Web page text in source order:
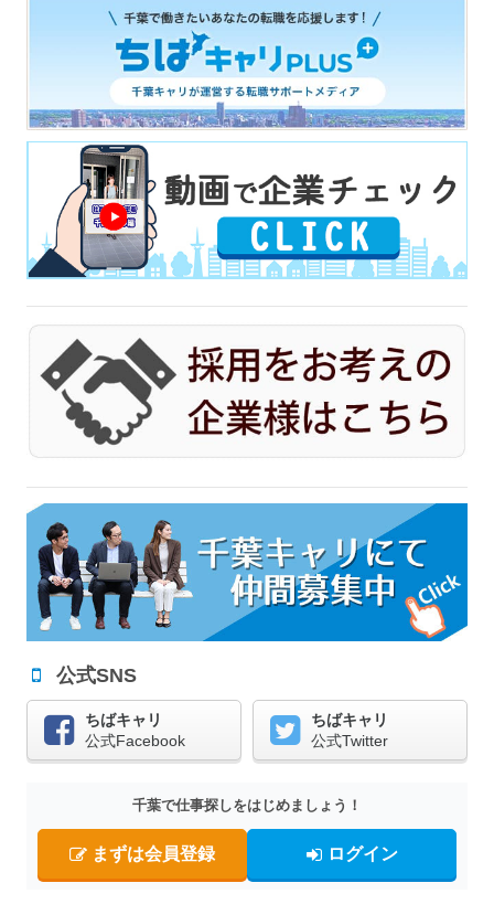
公式SNS
ちばキャリ
公式Facebook
ちばキャリ
公式Twitter
千葉で仕事探しをはじめましょう！
まずは会員登録 ログイン